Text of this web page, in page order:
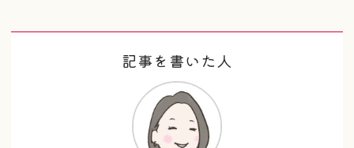
記事を書いた人